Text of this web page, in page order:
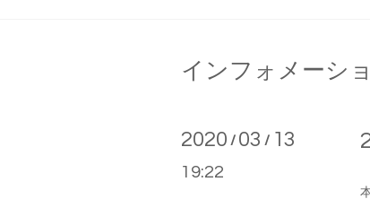
インフォメーシ
2020 / 03 / 13
19:22